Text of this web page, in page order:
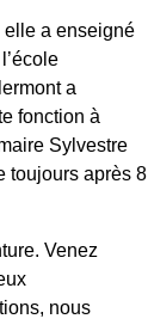
a enseigné
a
fonction à
Sylvestre
toujours après 8
Venez
nous